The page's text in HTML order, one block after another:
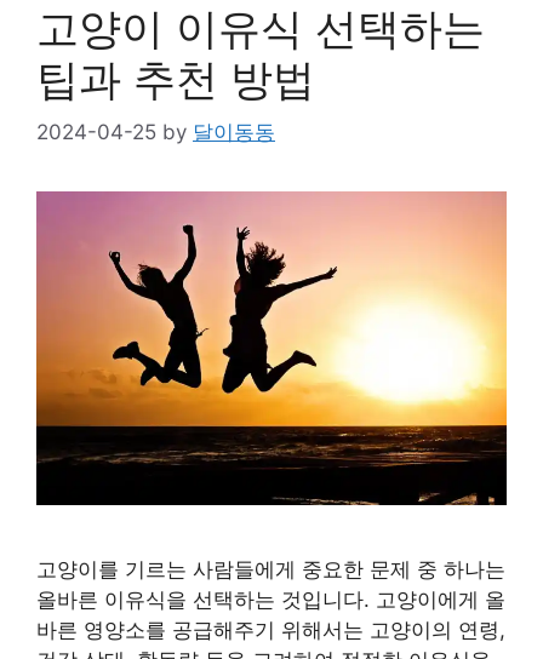
고양이 이유식 선택하는
팁과 추천 방법
2024-04-25 by 달이동동
고양이를 기르는 사람들에게 중요한 문제 중 하나는
올바른 이유식을 선택하는 것입니다. 고양이에게 올
바른 영양소를 공급해주기 위해서는 고양이의 연령,